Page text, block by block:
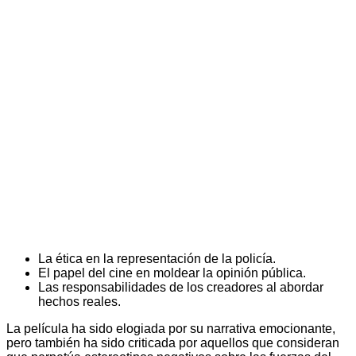
La ética en la representación de la policía.
El papel del cine en moldear la opinión pública.
Las responsabilidades de los creadores al abordar
hechos reales.
La película ha sido elogiada por su narrativa emocionante,
pero también ha sido criticada por aquellos que consideran